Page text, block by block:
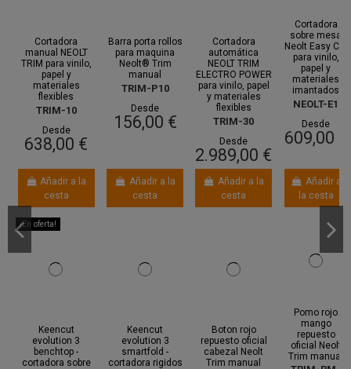
Cortadora
manual NEOLT
TRIM para vinilo,
papel y
materiales
flexibles
TRIM-10
Desde
638,00 €
Añadir a la
cesta
Barra porta rollos
para maquina
Neolt® Trim
manual
TRIM-P10
Desde
156,00 €
Añadir a la
cesta
Cortadora
automática
NEOLT TRIM
ELECTRO POWER
para vinilo, papel
y materiales
flexibles
TRIM-30
Desde
2.989,00 €
Añadir a la
cesta
Cortadora
sobre mesa
Neolt Easy Cut
para vinilo,
papel y
materiales
imantados
NEOLT-E1
Desde
609,00 €
Añadir a
la cesta
¡En oferta!
Keencut
evolution 3
benchtop -
cortadora sobre
Keencut
evolution 3
smartfold -
cortadora rigidos
Boton rojo
repuesto oficial
cabezal Neolt
Trim manual
Pomo rojo
mango
repuesto
oficial Neolt
Trim manual